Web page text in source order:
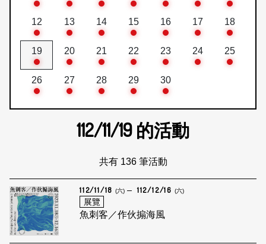
12 13 14 15 16 17 18
19 20 21 22 23 24 25
26 27 28 29 30
112/11/19 的活動
共有 136 筆活動
112/11/18 (六) 112/12/16 (六)
展覽
魚刺客／作伙搧海風